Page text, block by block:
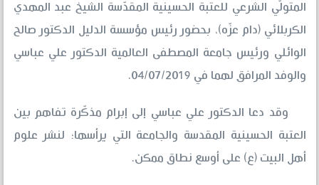
المتولّي الشرعي للعتبة الحسينية المقدّسة الشيخ عبد المهدي
الكربلائي (دام عزّه)، بحضور رئيس مؤسسة الدليل الدكتور صالح
الوائلي ورئيس جامعة المصطفى العالمية الدكتور علي عباسي
والوفد المرافق لهما في 04/07/2019.
وقد دعا الدكتور علي عباسي إلى إبرام مذكّرة تفاهم بين
العتبة الحسينية المقدسة والجامعة التي يرأسها؛ لنشر علوم
أهل البيت (ع) على أوسع نطاق ممكن.